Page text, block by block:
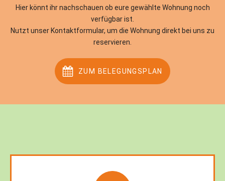
Hier könnt ihr nachschauen ob eure gewählte Wohnung noch
verfügbar ist.
Nutzt unser Kontaktformular, um die Wohnung direkt bei uns zu
reservieren.
ZUM BELEGUNGSPLAN